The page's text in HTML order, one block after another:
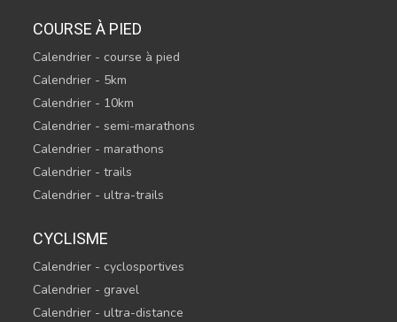
COURSE À PIED
Calendrier - course à pied
Calendrier - 5km
Calendrier - 10km
Calendrier - semi-marathons
Calendrier - marathons
Calendrier - trails
Calendrier - ultra-trails
CYCLISME
Calendrier - cyclosportives
Calendrier - gravel
Calendrier - ultra-distance